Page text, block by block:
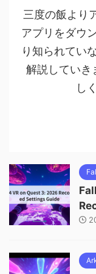
三度の飯より
アプリをダウ
り知られてい
解説してい
し